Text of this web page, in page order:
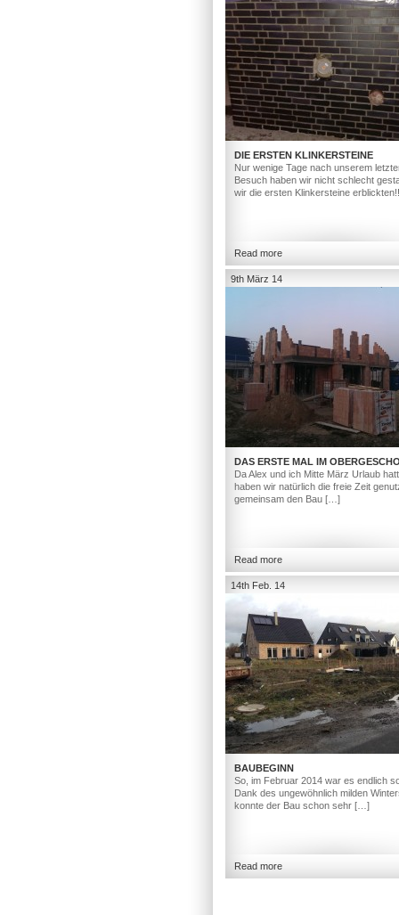
DIE ERSTEN KLINKERSTEINE
Nur wenige Tage nach unserem
Besuch haben wir nicht schlecht
wir die ersten Klinkersteine
Read more
9th März 14
DAS ERSTE MAL IM
Da Alex und ich Mitte März Urlaub
haben wir natürlich die freie Zeit
gemeinsam den Bau […]
Read more
14th Feb. 14
BAUBEGINN
So, im Februar 2014 war es endlich
Dank des ungewöhnlich milden
konnte der Bau schon sehr […]
Read more